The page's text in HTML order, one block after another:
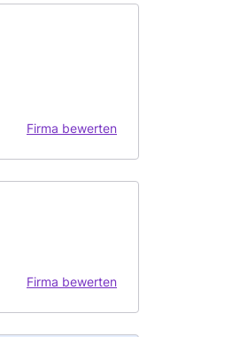
Firma bewerten
Firma bewerten